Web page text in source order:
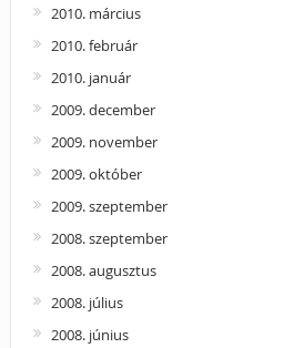
2010. március
2010. február
2010. január
2009. december
2009. november
2009. október
2009. szeptember
2008. szeptember
2008. augusztus
2008. július
2008. június